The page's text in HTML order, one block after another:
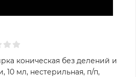
коническая без делений и
10 мл, нестерильная, п/п,